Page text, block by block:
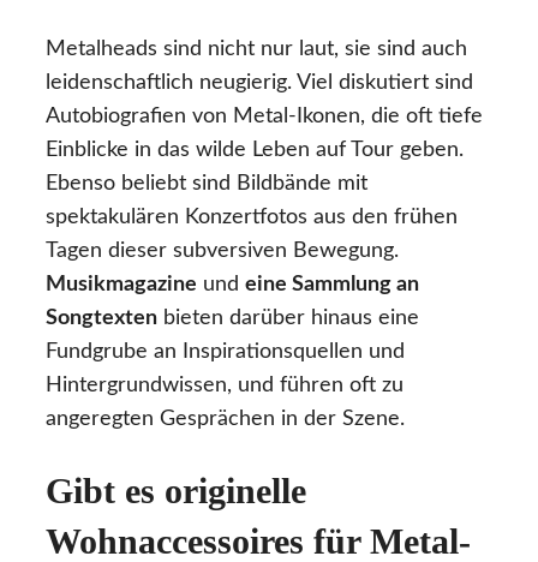
Metalheads sind nicht nur laut, sie sind auch
leidenschaftlich neugierig. Viel diskutiert sind
Autobiografien von Metal-Ikonen, die oft tiefe
Einblicke in das wilde Leben auf Tour geben.
Ebenso beliebt sind Bildbände mit
spektakulären Konzertfotos aus den frühen
Tagen dieser subversiven Bewegung.
Musikmagazi­ne und eine Sammlung an
Songtexten bieten darüber hinaus eine
Fundgrube an Inspirationsquellen und
Hintergrundwissen, und führen oft zu
angeregten Gesprächen in der Szene.
Gibt es originelle
Wohnaccessoires für Metal-